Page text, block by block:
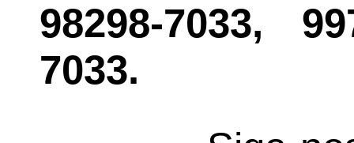
98298-7033,
7033.